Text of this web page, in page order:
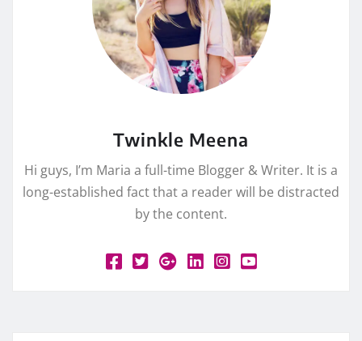
Twinkle Meena
Hi guys, I’m Maria a full-time Blogger & Writer. It is a
long-established fact that a reader will be distracted
by the content.